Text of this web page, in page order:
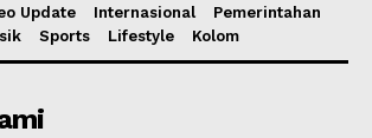
Update Internasional
Pemerintahan
Sports Lifestyle Kolom